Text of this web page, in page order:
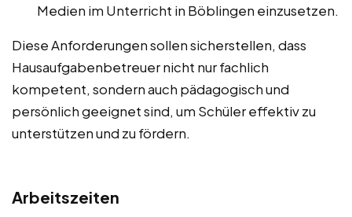
Medien im Unterricht in Böblingen einzusetzen.
Diese Anforderungen sollen sicherstellen, dass
Hausaufgabenbetreuer nicht nur fachlich
kompetent, sondern auch pädagogisch und
persönlich geeignet sind, um Schüler effektiv zu
unterstützen und zu fördern.
Arbeitszeiten